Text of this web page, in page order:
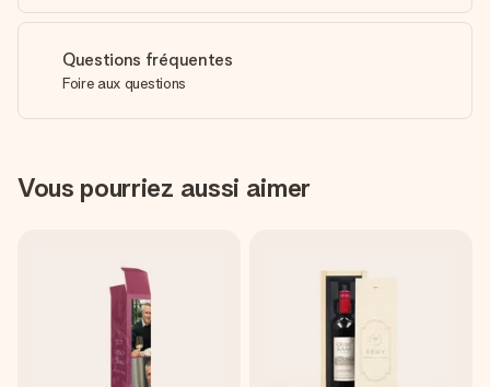
Questions fréquentes
Foire aux questions
Vous pourriez aussi aimer